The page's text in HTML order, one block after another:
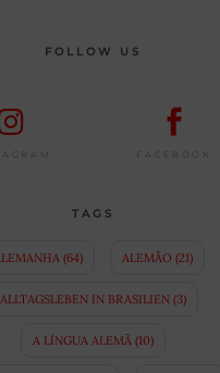
FOLLOW US
FACEBOOK
TAGS
(64) ALEMÃO (21)
ALLTAGSLEBEN IN BRASILIEN(3)
A LÍNGUA ALEMÃ(10)